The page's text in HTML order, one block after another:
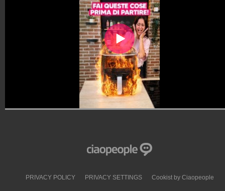
PRIVACY POLICY PRIVACY SETTINGS Cookist by Ciaopeople